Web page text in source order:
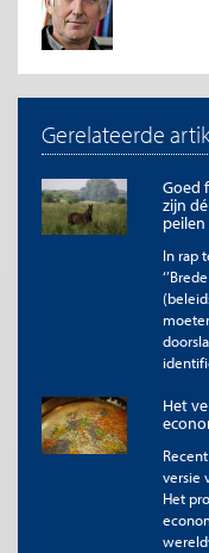
Gerelateerde
Goed
zijn
In rap
Het
versie
Het